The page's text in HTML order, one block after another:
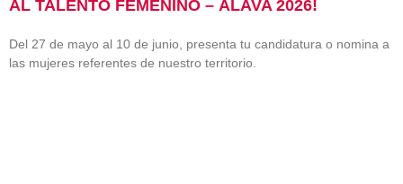
AL TALENTO FEMENINO – ÁLAVA 2026!
Del 27 de mayo al 10 de junio, presenta tu candidatura o nomina a
las mujeres referentes de nuestro territorio.